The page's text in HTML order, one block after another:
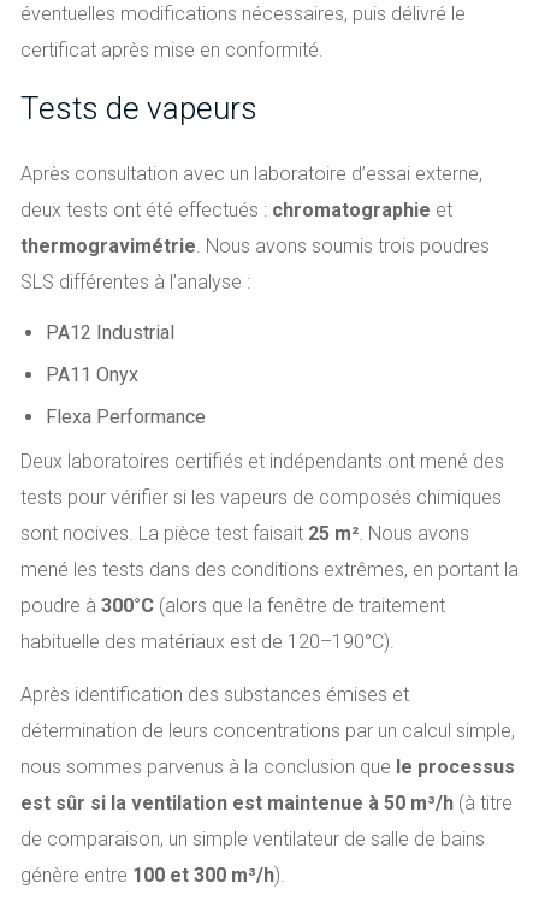
éventuelles modifications nécessaires, puis délivré le
certificat après mise en conformité.
Tests de vapeurs
Après consultation avec un laboratoire d’essai externe,
deux tests ont été effectués : chromatographie et
thermogravimétrie. Nous avons soumis trois poudres
SLS différentes à l’analyse :
PA12 Industrial
PA11 Onyx
Flexa Performance
Deux laboratoires certifiés et indépendants ont mené des
tests pour vérifier si les vapeurs de composés chimiques
sont nocives. La pièce test faisait 25 m². Nous avons
mené les tests dans des conditions extrêmes, en portant la
poudre à 300°C (alors que la fenêtre de traitement
habituelle des matériaux est de 120–190°C).
Après identification des substances émises et
détermination de leurs concentrations par un calcul simple,
nous sommes parvenus à la conclusion que le processus
est sûr si la ventilation est maintenue à 50 m³/h (à titre
de comparaison, un simple ventilateur de salle de bains
génère entre 100 et 300 m³/h).